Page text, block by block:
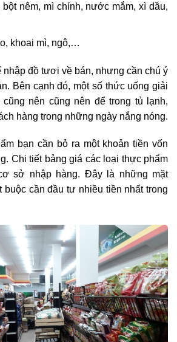
bột nêm, mì chính, nước mắm, xì dầu,
khoai mì, ngô,…
nhập đồ tươi về bán, nhưng cần chú ý
Bên cạnh đó, một số thức uống giải
nên cũng nên để trong tủ lạnh,
hàng trong những ngày nắng nóng.
bạn cần bỏ ra một khoản tiền vốn
Chi tiết bảng giá các loại thực phẩm
sở nhập hàng. Đây là những mặt
buộc cần đầu tư nhiều tiền nhất trong